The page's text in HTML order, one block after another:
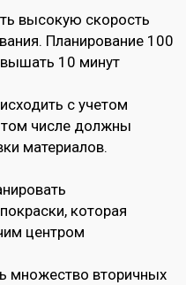
высокую скорость
Планирование 100
10 минут
с учетом
том числе должны
материалов.
которая
центром
множество вторичных